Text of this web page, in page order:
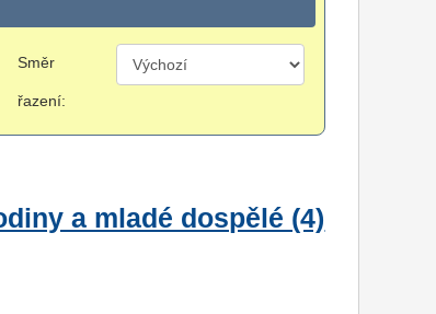
Směr
řazení:
a mladé dospělé (4)